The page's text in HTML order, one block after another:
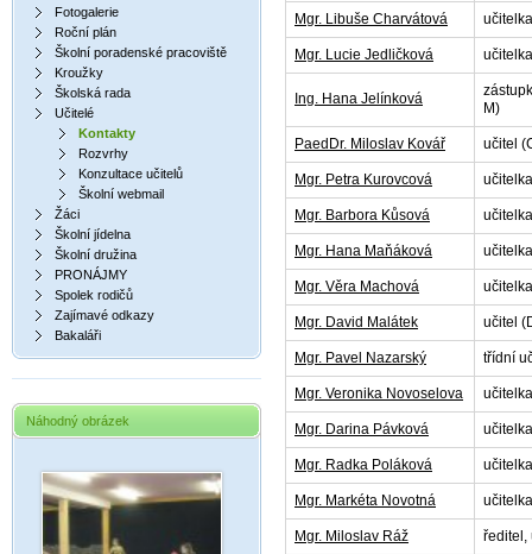
Fotogalerie
Roční plán
Školní poradenské pracoviště
Kroužky
Školská rada
Učitelé
Kontakty
Rozvrhy
Konzultace učitelů
Školní webmail
Žáci
Školní jídelna
Školní družina
PRONÁJMY
Spolek rodičů
Zajímavé odkazy
Bakaláři
Náhodný obrázek
Mgr. Libuše Charvátová
Mgr. Lucie Jedličková
Ing. Hana Jelínková
M)
PaedDr. Miloslav Kovář učitel
Mgr. Petra Kurovcová
Mgr. Barbora Kůsová
Mgr. Hana Maňáková
Mgr. Věra Machová
Mgr. David Malátek učitel
Mgr. Pavel Nazarský třídní
Mgr. Veronika Novoselova
Mgr. Darina Pávková
Mgr. Radka Poláková
Mgr. Markéta Novotná
Mgr. Miloslav Ráž ředitel,